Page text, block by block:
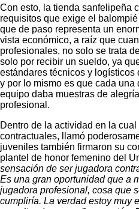
Con esto, la tienda sanfelipeña
requisitos que exige el
que de paso representa un
vista económico, a raíz que
profesionales, no solo se trata
solo por recibir un sueldo, ya
estándares técnicos y
y por lo mismo es que cada
equipo daba muestras de
profesional.
Dentro de la actividad en la
contractuales, llamó
juveniles también firmaron su
plantel de honor femenino del
sensación de ser jugadora
Es una gran oportunidad que a
jugadora profesional, cosa que
cumpliría. La verdad estoy muy